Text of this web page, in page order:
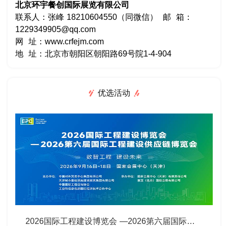
北京环宇餐创国际展览有限公司
联系人：张峰 18210604550（同微信） 邮 箱：
1229349905@qq.com
网 址：www.crfejm.com
地 址：北京市朝阳区朝阳路69号院1-4-904
优选活动
2026国际工程建设博览会 —2026第六届国际工程建设供应链博览会